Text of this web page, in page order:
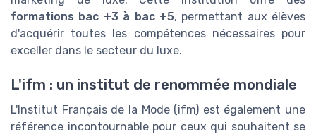
formations bac +3 à bac +5, permettant aux élèves
d'acquérir toutes les compétences nécessaires pour
exceller dans le secteur du luxe.
L'ifm : un institut de renommée mondiale
L'Institut Français de la Mode (ifm) est également une
référence incontournable pour ceux qui souhaitent se